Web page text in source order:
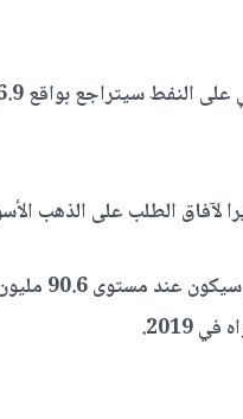
لآفاق الطلب على الذهب
.